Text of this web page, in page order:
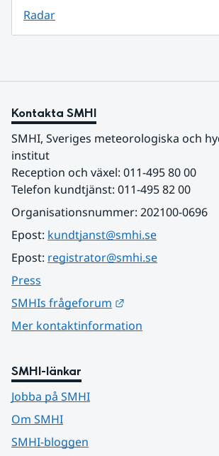
Radar
Kontakta SMHI
SMHI, Sveriges meteorologiska och
institut
Reception och växel: 011-495 80 00
Telefon kundtjänst: 011-495 82 00
Organisationsnummer: 202100-0696
Epost: kundtjanst@smhi.se
Epost: registrator@smhi.se
Press
SMHIs frågeforum
Mer kontaktinformation
SMHI-länkar
Jobba på SMHI
Om SMHI
SMHI-bloggen